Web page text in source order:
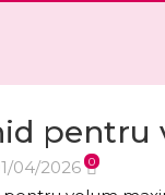
04/2026 0